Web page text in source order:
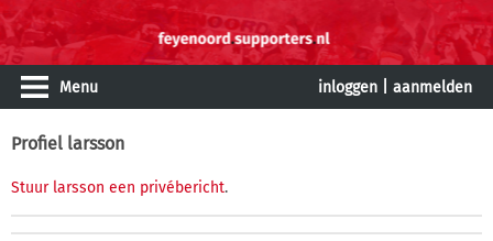
Menu inloggen aanmelden
Profiel larsson
Stuur larsson een privébericht.